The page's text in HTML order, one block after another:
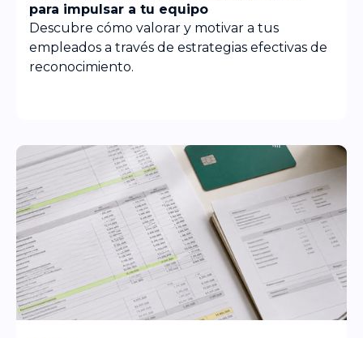
para impulsar a tu equipo
Descubre cómo valorar y motivar a tus
empleados a través de estrategias efectivas de
reconocimiento.